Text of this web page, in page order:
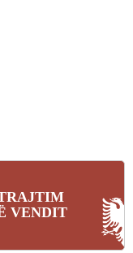
VENDIT